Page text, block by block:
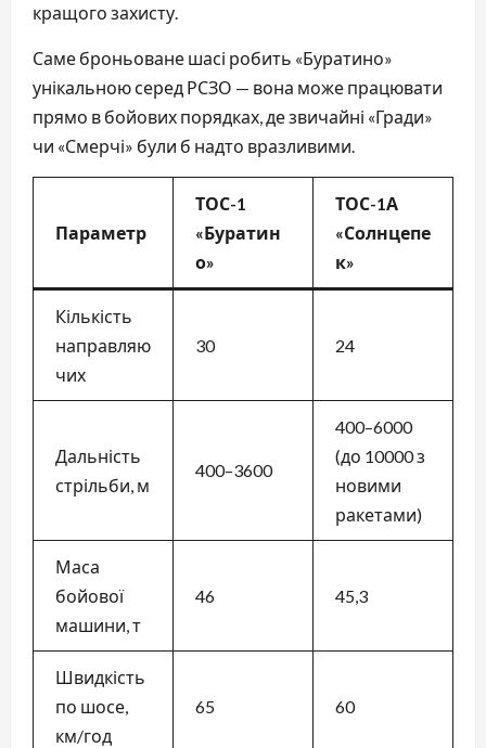
кращого захисту.
Саме броньоване шасі робить «Буратино»
унікальною серед РСЗО — вона може працювати
прямо в бойових порядках, де звичайні «Гради»
чи «Смерчі» були б надто вразливими.
Параметр
ТОС-1
«Буратин
о»
ТОС-1А
«Солнцепе
к»
Кількість
направляю
чих
30 24
Дальність
стрільби, м
400–3600
400–6000
(до 10000 з
новими
ракетами)
Маса
бойової
машини, т
46 45,3
Швидкість
по шосе,
км/год
65 60